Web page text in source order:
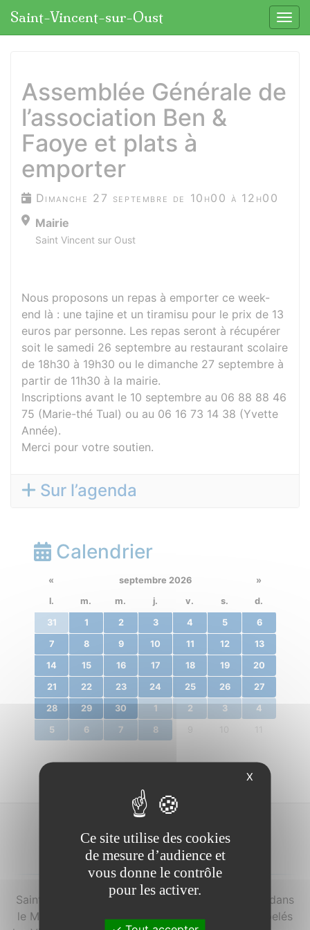
Saint-Vincent-sur-Oust
Assemblée Générale de
l’association Ben &
Faoye et plats à
emporter
Dimanche 27 septembre de 10h00 à 12h00
Mairie
Saint Vincent sur Oust
Nous proposons un repas à emporter ce week-
end là : une tajine et un tiramisu pour le prix de 13
euros par personne. Les repas seront à récupérer
soit le samedi 26 septembre au restaurant scolaire
de 18h30 à 19h30 ou le dimanche 27 septembre à
partir de 11h30 à la mairie.
Inscriptions avant le 10 septembre au 06 88 88 46
75 (Marie-thé Tual) ou au 06 16 73 14 38 (Yvette
Année).
Merci pour votre soutien.
Sur l’agenda
Calendrier
« septembre 2026
»
l.
m. m. j. v. s. d.
31 1 2 3 4 5 6
7 8 9 10 11 12 13
14 15 16 17 18 19 20
21 22 23 24 25 26 27
28 29 30 1 2 3 4
5 6 7 8
À propos...
Saint-Vincent-sur-Oust est une commune située dans
le Morbihan en Bretagne. Ses habitants sont appelés
Panneau de gestion des cookies
X
Ce site utilise des cookies
de mesure d’audience et
vous donne le contrôle
pour les activer.